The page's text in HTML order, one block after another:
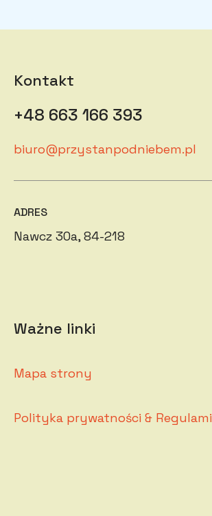
Kontakt
+48 663 166 393
biuro@przystanpodniebem.pl
ADRES
Nawcz 30a, 84-218
Ważne linki
Mapa strony
Polityka prywatności &